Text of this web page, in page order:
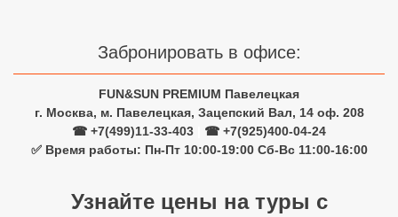
Забронировать в офисе:
FUN&SUN PREMIUM Павелецкая
г. Москва, м. Павелецкая, Зацепский Вал, 14 оф. 208
☎ +7(499)11-33-403
☎ +7(925)400-04-24
✅ Время работы: Пн-Пт 10:00-19:00 Сб-Вс 11:00-16:00
Узнайте цены на туры с
Сетевые отели Вьетнама
Сетевые отели Бали